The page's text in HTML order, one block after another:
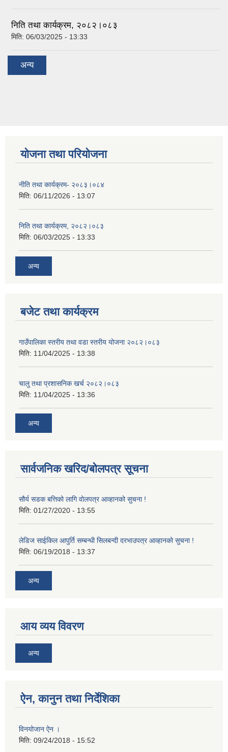
निति तथा कार्यक्रम, २०८२।०८३
मिति: 06/03/2025 - 13:33
अन्य
योजना तथा परियोजना
नीति तथा कार्यक्रम- २०८३।०८४
मिति: 06/11/2026 - 13:07
निति तथा कार्यक्रम, २०८२।०८३
मिति: 06/03/2025 - 13:33
अन्य
बजेट तथा कार्यक्रम
गाउँपालिका स्तरीय तथा वडा स्तरीय योजना २०८२।०८३
मिति: 11/04/2025 - 13:38
चालु तथा प्रशासनिक खर्च २०८२।०८३
मिति: 11/04/2025 - 13:36
अन्य
सार्वजनिक खरिद/बोलपत्र सूचना
सौर्य सडक बत्तिको लागि वोलपत्र आव्हानको सुचना !
मिति: 01/27/2020 - 13:55
लेडिज साईकिल आपुर्ति सम्बन्धी सिलबन्दी दरभाउपत्र आव्हानको सुचना !
मिति: 06/19/2018 - 13:37
अन्य
आय व्यय विवरण
अन्य
ऐन, कानुन तथा निर्देशिका
विनयोजान ऐन ।
मिति: 09/24/2018 - 15:52